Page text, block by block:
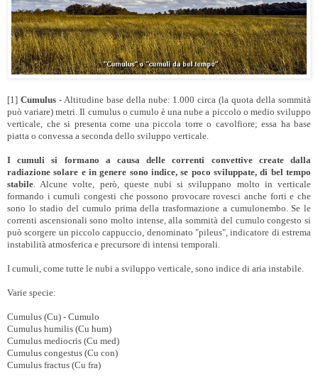
[1] Cumulus- Altitudine base della nube: 1.000 circa (la quota della sommità
può variare) metri. Il cumulus o cumulo è una nube a piccolo o medio sviluppo
verticale, che si presenta come una piccola torre o cavolfiore; essa ha base
piatta o convessa a seconda dello sviluppo verticale.
I cumuli si formano a causa delle correnti convettive create dalla
radiazione solare e in genere sono indice, se poco sviluppate, di bel tempo
stabile. Alcune volte, però, queste nubi si sviluppano molto in verticale
formando i cumuli congesti che possono provocare rovesci anche forti e che
sono lo stadio del cumulo prima della trasformazione a cumulonembo. Se le
correnti ascensionali sono molto intense, alla sommità del cumulo congesto si
può scorgere un piccolo cappuccio, denominato "pileus", indicatore di estrema
instabilità atmosferica e precursore di intensi temporali.
I cumuli, come tutte le nubi a sviluppo verticale, sono indice di aria instabile.
Varie specie:
Cumulus (Cu) - Cumulo
Cumulus humilis (Cu hum)
Cumulus mediocris (Cu med)
Cumulus congestus (Cu con)
Cumulus fractus (Cu fra)